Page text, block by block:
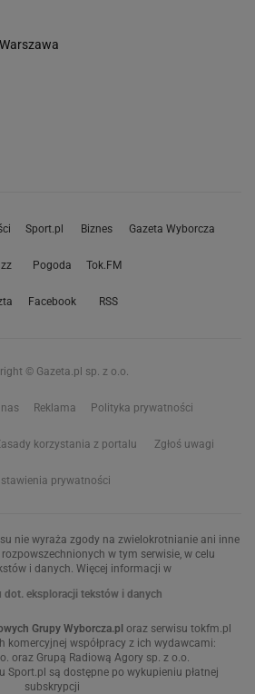
Sport.pl Biznes Gazeta Wyborcza
Pogoda Tok.FM
Facebook RSS
© Gazeta.pl sp. z o.o.
Reklama Polityka prywatności
korzystania z portalu Zgłoś uwagi
prywatności
nie wyraża zgody na zwielokrotnianie ani inne
w tym serwisie, w celu
i danych. Więcej informacji w
dot. eksploracji tekstów i danych
Grupy Wyborcza.pl oraz serwisu tokfm.pl
komercyjnej współpracy z ich wydawcami:
oraz Grupą Radiową Agory sp. z o.o.
Sport.pl są dostępne po wykupieniu płatnej
subskrypcji